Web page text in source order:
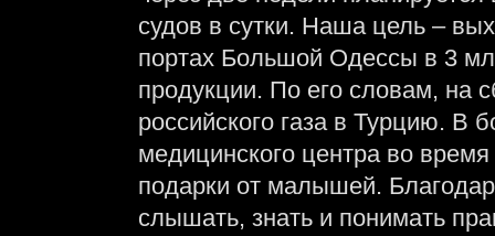
судов в сутки. Наша цель –
портах Большой Одессы в 3
продукции. По его словам, на
российского газа в Турцию. В
медицинского центра во
подарки от малышей.
слышать, знать и понимать